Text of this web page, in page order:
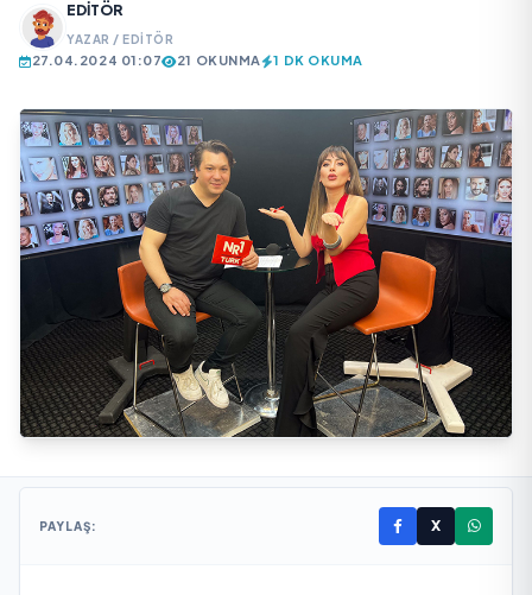
EDITÖR
YAZAR / EDITÖR
27.04.2024 01:07 21 OKUNMA 1 DK OKUMA
PAYLAŞ: X